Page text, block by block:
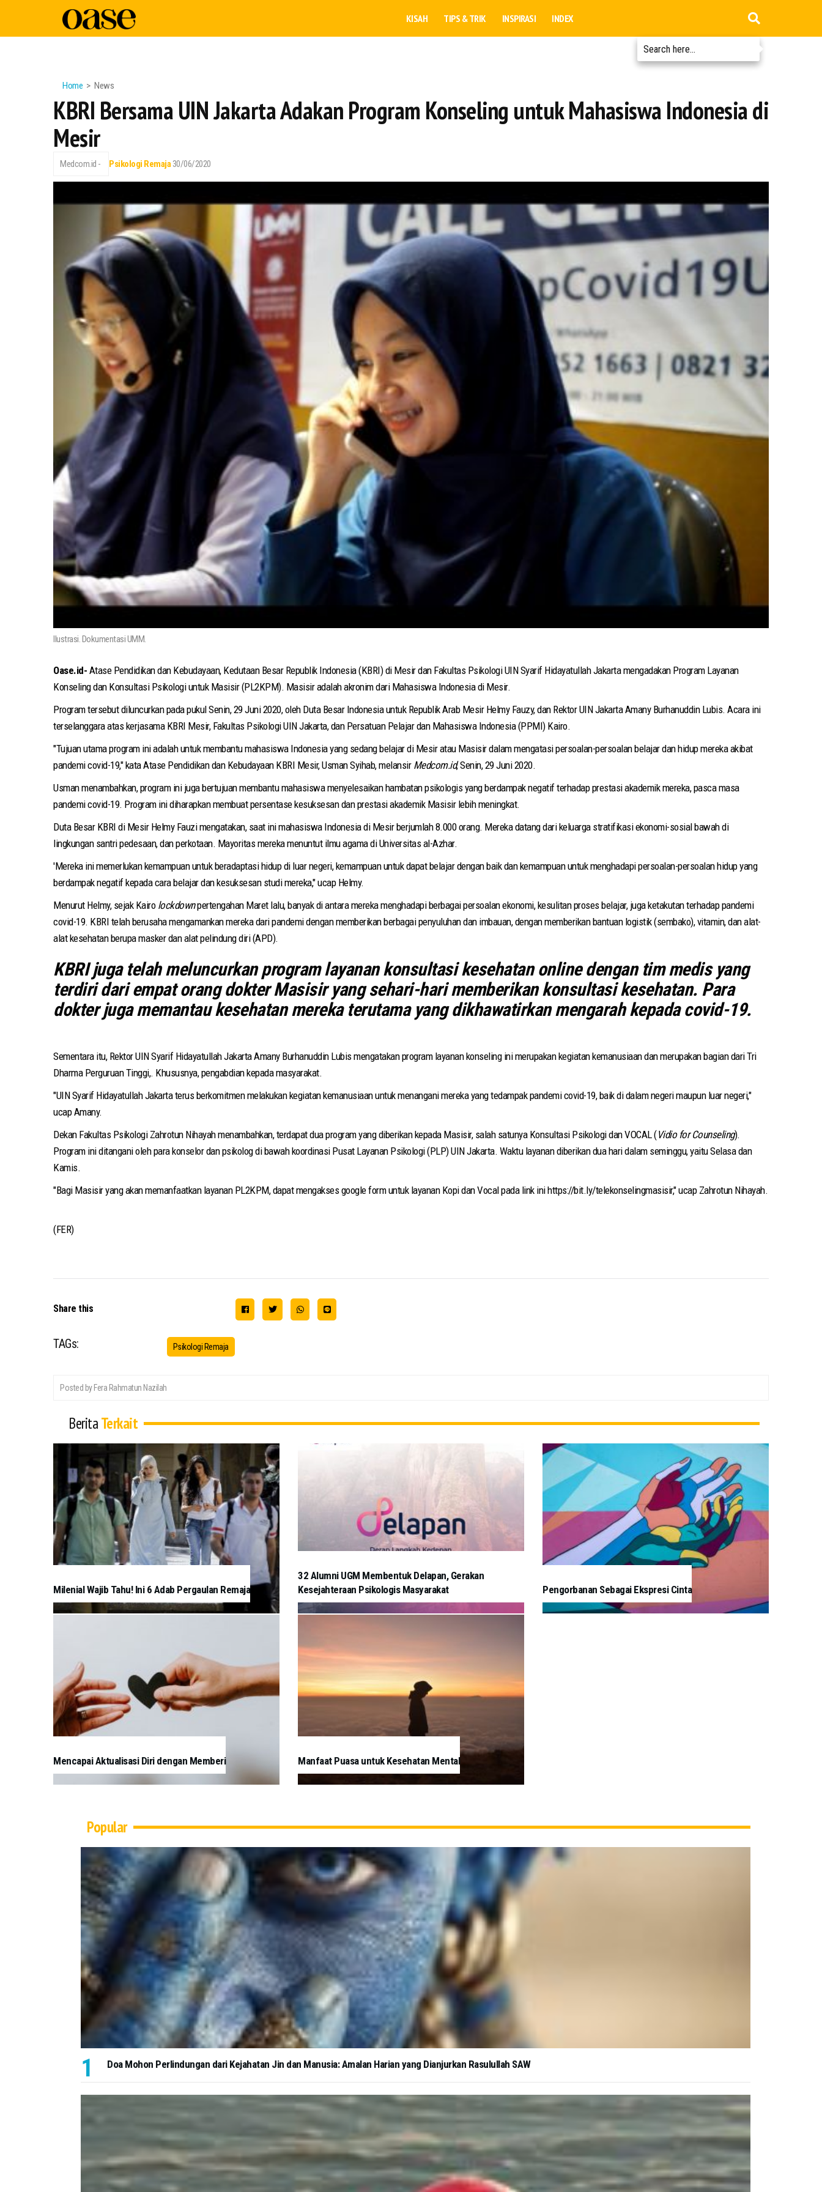
KISAH TIPS & TRIK INSPIRASI INDEX
Home News
KBRI Bersama UIN Jakarta Adakan Program Konseling untuk Mahasiswa Indonesia di
Mesir
Medcom.id - Psikologi Remaja 30/06/2020
Ilustrasi. Dokumentasi UMM.
Oase.id- Atase Pendidikan dan Kebudayaan, Kedutaan Besar Republik Indonesia (KBRI) di Mesir dan Fakultas Psikologi UIN Syarif Hidayatullah Jakarta mengadakan Program Layanan
Konseling dan Konsultasi Psikologi untuk Masisir (PL2KPM). Masisir adalah akronim dari Mahasiswa Indonesia di Mesir.
Program tersebut diluncurkan pada pukul Senin, 29 Juni 2020, oleh Duta Besar Indonesia untuk Republik Arab Mesir Helmy Fauzy, dan Rektor UIN Jakarta Amany Burhanuddin Lubis. Acara ini
terselanggara atas kerjasama KBRI Mesir, Fakultas Psikologi UIN Jakarta, dan Persatuan Pelajar dan Mahasiswa Indonesia (PPMI) Kairo.
"Tujuan utama program ini adalah untuk membantu mahasiswa Indonesia yang sedang belajar di Mesir atau Masisir dalam mengatasi persoalan-persoalan belajar dan hidup mereka akibat
pandemi covid-19," kata Atase Pendidikan dan Kebudayaan KBRI Mesir, Usman Syihab, melansir Medcom.id, Senin, 29 Juni 2020.
Usman menambahkan, program ini juga bertujuan membantu mahasiswa menyelesaikan hambatan psikologis yang berdampak negatif terhadap prestasi akademik mereka, pasca masa
pandemi covid-19. Program ini diharapkan membuat persentase kesuksesan dan prestasi akademik Masisir lebih meningkat.
Duta Besar KBRI di Mesir Helmy Fauzi mengatakan, saat ini mahasiswa Indonesia di Mesir berjumlah 8.000 orang. Mereka datang dari keluarga stratifikasi ekonomi-sosial bawah di
lingkungan santri pedesaan, dan perkotaan. Mayoritas mereka menuntut ilmu agama di Universitas al-Azhar.
'Mereka ini memerlukan kemampuan untuk beradaptasi hidup di luar negeri, kemampuan untuk dapat belajar dengan baik dan kemampuan untuk menghadapi persoalan-persoalan hidup yang
berdampak negatif kepada cara belajar dan kesuksesan studi mereka," ucap Helmy.
Menurut Helmy, sejak Kairo lockdownpertengahan Maret lalu, banyak di antara mereka menghadapi berbagai persoalan ekonomi, kesulitan proses belajar, juga ketakutan terhadap pandemi
covid-19. KBRI telah berusaha mengamankan mereka dari pandemi dengan memberikan berbagai penyuluhan dan imbauan, dengan memberikan bantuan logistik (sembako), vitamin, dan alat-
alat kesehatan berupa masker dan alat pelindung diri (APD).
KBRI juga telah meluncurkan program layanan konsultasi kesehatan online dengan tim medis yang
terdiri dari empat orang dokter Masisir yang sehari-hari memberikan konsultasi kesehatan. Para
dokter juga memantau kesehatan mereka terutama yang dikhawatirkan mengarah kepada covid-19.
Sementara itu, Rektor UIN Syarif Hidayatullah Jakarta Amany Burhanuddin Lubis mengatakan program layanan konseling ini merupakan kegiatan kemanusiaan dan merupakan bagian dari Tri
Dharma Perguruan Tinggi,. Khususnya, pengabdian kepada masyarakat.
"UIN Syarif Hidayatullah Jakarta terus berkomitmen melakukan kegiatan kemanusiaan untuk menangani mereka yang tedampak pandemi covid-19, baik di dalam negeri maupun luar negeri,"
ucap Amany.
Dekan Fakultas Psikologi Zahrotun Nihayah menambahkan, terdapat dua program yang diberikan kepada Masisir, salah satunya Konsultasi Psikologi dan VOCAL (Vidio for Counseling).
Program ini ditangani oleh para konselor dan psikolog di bawah koordinasi Pusat Layanan Psikologi (PLP) UIN Jakarta. Waktu layanan diberikan dua hari dalam seminggu, yaitu Selasa dan
Kamis.
"Bagi Masisir yang akan memanfaatkan layanan PL2KPM, dapat mengakses google form untuk layanan Kopi dan Vocal pada link ini https://bit.ly/telekonselingmasisir," ucap Zahrotun Nihayah.
(FER)
Share this
TAGs: Psikologi Remaja
Posted by Fera Rahmatun Nazilah
BeritaTerkait
Milenial Wajib Tahu! Ini 6 Adab Pergaulan Remaja
32 Alumni UGM Membentuk Delapan, Gerakan
Kesejahteraan Psikologis Masyarakat
Pengorbanan Sebagai Ekspresi Cinta
Mencapai Aktualisasi Diri dengan Memberi Manfaat Puasa untuk Kesehatan Mental
Popular
Doa Mohon Perlindungan dari Kejahatan Jin dan Manusia: Amalan Harian yang Dianjurkan Rasulullah SAW